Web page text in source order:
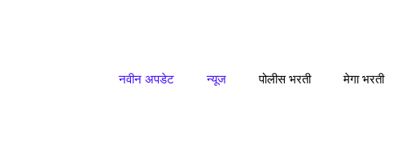
नवीन अपडेट न्यूज पोलीस भरती मेगा भरती